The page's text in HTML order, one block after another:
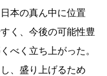
本の真ん中に位置
く、今後の可能性豊
べく立ち上がった。
、盛り上げるため